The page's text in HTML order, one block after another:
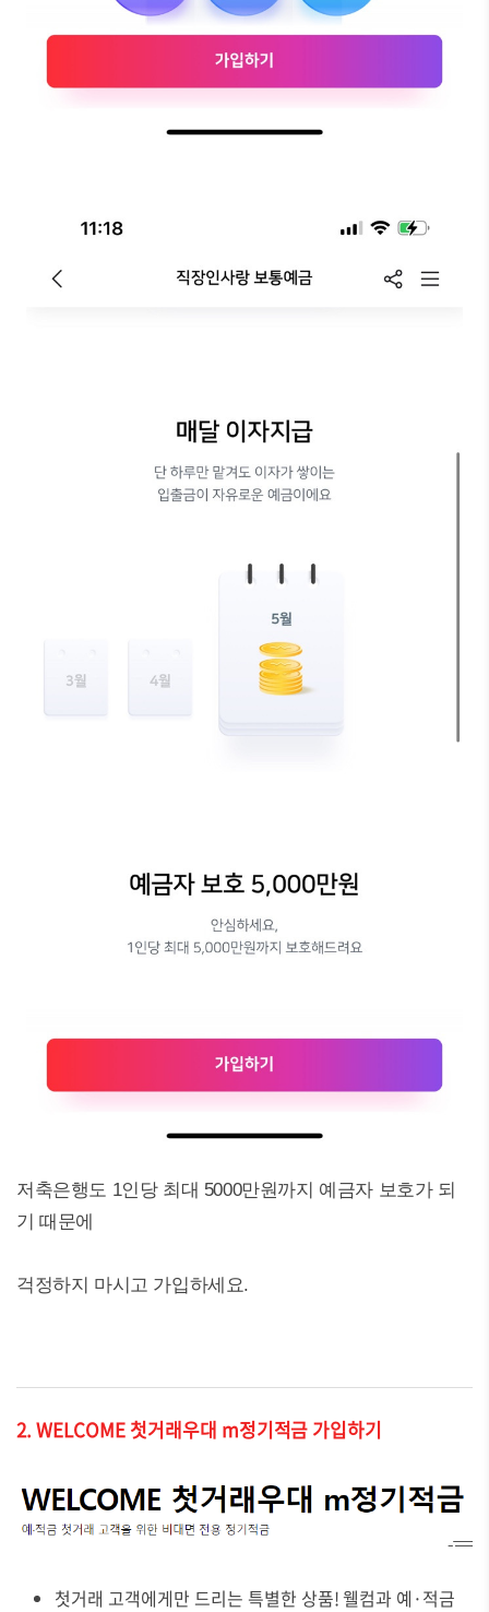
저축은행도 1인당 최대 5000만원까지 예금자 보호가 되
기 때문에
걱정하지 마시고 가입하세요.
2. WELCOME 첫거래우대 m정기적금 가입하기
첫거래 고객에게만 드리는 특별한 상품! 웰컴과 예·적금